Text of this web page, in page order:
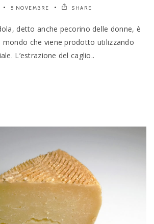
5 NOVEMBRE SHARE
detto anche pecorino delle donne, è
mondo che viene prodotto utilizzando
L’estrazione del caglio..